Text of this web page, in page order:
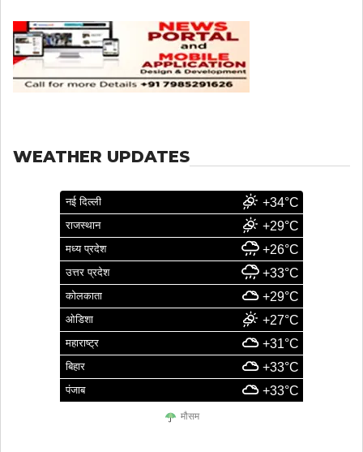
WEATHER UPDATES
नई दिल्ली +34°C
राजस्थान +29°C
मध्य प्रदेश +26°C
उत्तर प्रदेश +33°C
कोलकाता +29°C
ओडिशा +27°C
महाराष्ट्र +31°C
बिहार +33°C
पंजाब +33°C
मौसम